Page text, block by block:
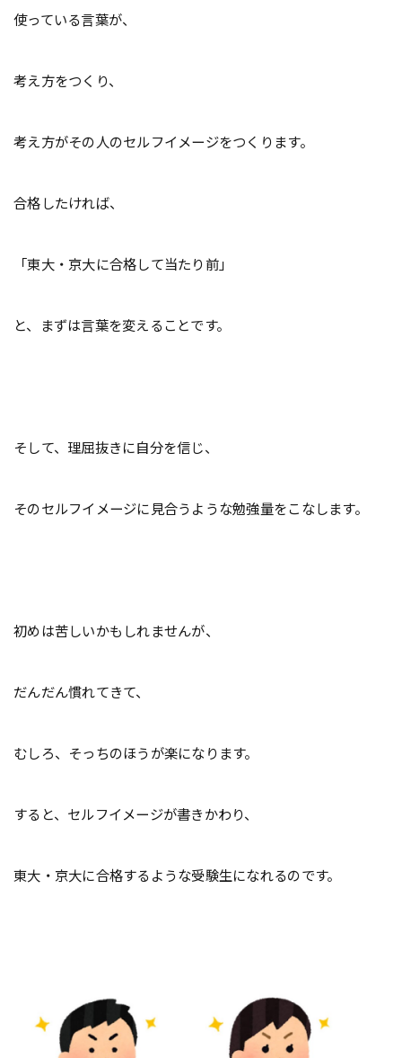
使っている言葉が、
考え方をつくり、
考え方がその人のセルフイメージをつくります。
合格したければ、
「東大・京大に合格して当たり前」
と、 まずは言葉を変えることです。
そして、理屈抜きに自分を信じ、
そのセルフイメージに見合うような勉強量をこなします。
初めは苦しいかもしれませんが、
だんだん慣れてきて、
むしろ、そっちのほうが楽になります。
すると、セルフイメージが書きかわり、
東大・京大に合格するような受験生になれるのです。